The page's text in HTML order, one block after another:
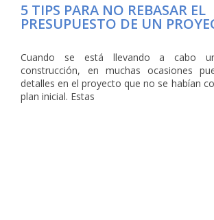
5 TIPS PARA NO REBASAR EL
PRESUPUESTO DE UN
Cuando se está llevando a cabo
construcción, en muchas ocasiones
detalles en el proyecto que no se habían
plan inicial. Estas